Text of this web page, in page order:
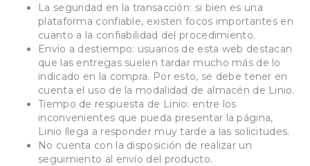
La seguridad en la transacción: si bien es una
plataforma confiable, existen focos importantes en
cuanto a la confiabilidad del procedimiento.
Envío a destiempo: usuarios de esta web destacan
que las entregas suelen tardar mucho más de lo
indicado en la compra. Por esto, se debe tener en
cuenta el uso de la modalidad de almacén de Linio.
Tiempo de respuesta de Linio: entre los
inconvenientes que pueda presentar la página,
Linio llega a responder muy tarde a las solicitudes.
No cuenta con la disposición de realizar un
seguimiento al envío del producto.